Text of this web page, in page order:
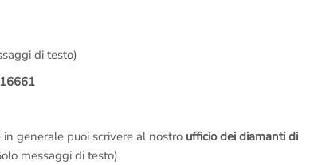
di testo)
generale puoi scrivere al nostro ufficio dei diamanti di
messaggi di testo)